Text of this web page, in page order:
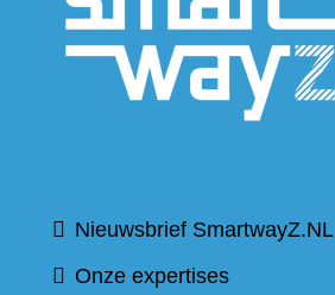
Nieuwsbrief SmartwayZ.NL
Onze expertises